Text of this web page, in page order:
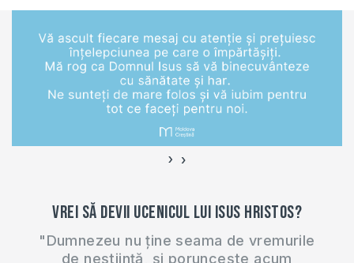
‹ ›
Vrei să devii ucenicul lui Isus Hristos?
"Dumnezeu nu ține seama de vremurile
de neștiință, și poruncește acum